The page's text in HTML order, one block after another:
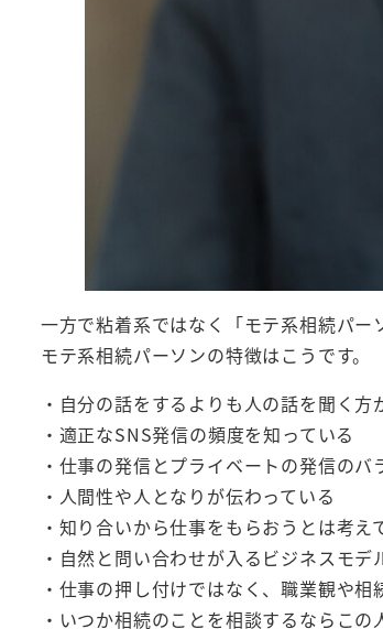
一方で粘着系ではなく「モテ系相続パー
モテ系相続パーソンの特徴はこうです。
・自分の話をするよりも人の話を聞く方
・適正なSNS発信の頻度を知っている
・仕事の発信とプライベートの発信のバ
・人間性や人となりが伝わっている
・知り合いから仕事をもらおうとは考え
・自然と問い合わせが入るビジネスモデ
・仕事の押し付けではなく、職業観や
・いつか相続のことを相談するならこの